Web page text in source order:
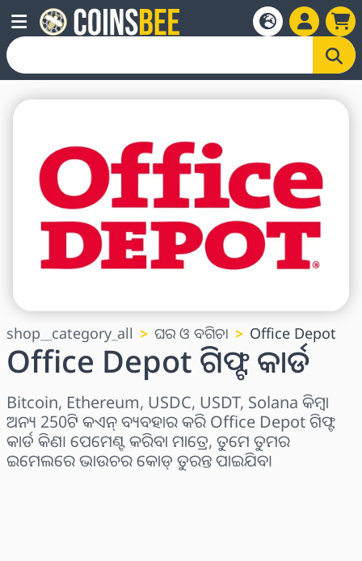
shop__category_all ଘର ଓ ବଗିଚା Office Depot
Office Depot ଗିଫ୍ଟ କାର୍ଡ
Bitcoin, Ethereum, USDC, USDT, Solana କିମ୍ବା
ଅନ୍ୟ 250ଟି କଏନ୍ ବ୍ୟବହାର କରି Office Depot ଗିଫ୍ଟ
କାର୍ଡ କିଣ। ପେମେଣ୍ଟ କରିବା ମାତ୍ରେ, ତୁମେ ତୁମର
ଇମେଲରେ ଭାଉଚର କୋଡ୍ ତୁରନ୍ତ ପାଇଯିବ।